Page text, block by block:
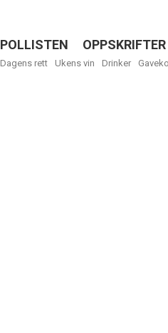
Menu
POLLISTEN OPPSKRIFTER
Dagens rett Ukens vin Drinker